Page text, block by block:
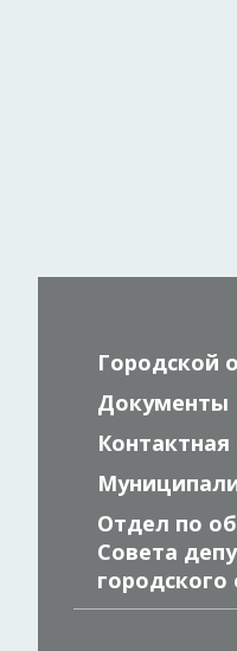
Городской
Документы
Отдел по
Совета
городского